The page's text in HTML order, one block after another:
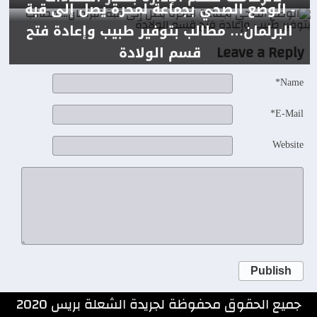
- الوضع الصحي بجماعة لمحرة يصل إلى قبة
البرلمان… مطالب بتوفير طبيب وإعادة فتح
قسم الولادة
Leave a Reply
Name*
E-Mail*
Website
Publish
جميع الحقوق محفوظة لجريدة الشعلة بريس 2020